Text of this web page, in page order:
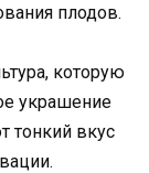
плодов.
которую
украшение
тонкий вкус